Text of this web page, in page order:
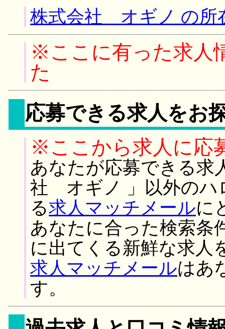
株式会社 オギノ の所
※ここに有った求人
た
応募できる求人をお
※ここから求人に応
あなたが応募できる求
社 オギノ 」以外のハ
る求人マッチメールに
あなたに合った検索条
に出てくる新鮮な求人
求人マッチメールはあ
す。